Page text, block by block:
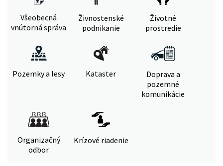
Všeobecná
vnútorná správa
Živnostenské
podnikanie
Životné
prostredie
Pozemky a lesy Kataster
Doprava a
pozemné
komunikácie
Organizačný
odbor
Krízové riadenie